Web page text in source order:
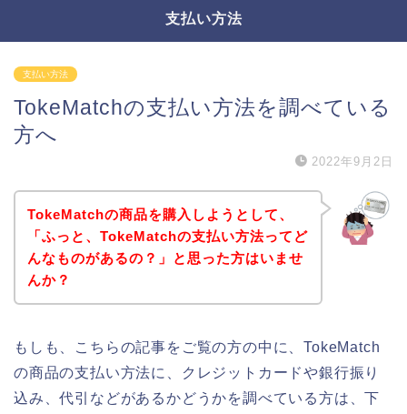
支払い方法
支払い方法
TokeMatchの支払い方法を調べている
方へ
2022年9月2日
TokeMatchの商品を購入しようとして、
「ふっと、TokeMatchの支払い方法ってど
んなものがあるの？」と思った方はいませ
んか？
もしも、こちらの記事をご覧の方の中に、TokeMatch
の商品の支払い方法に、クレジットカードや銀行振り
込み、代引などがあるかどうかを調べている方は、下